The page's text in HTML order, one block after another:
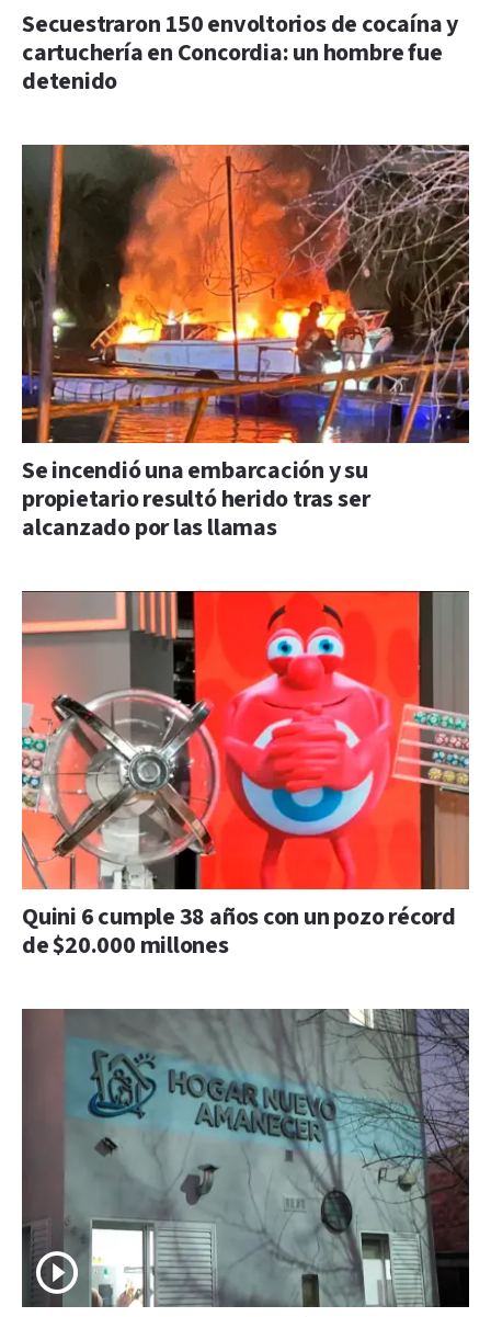
Secuestraron 150 envoltorios de cocaína y
cartuchería en Concordia: un hombre fue
detenido
Se incendió una embarcación y su
propietario resultó herido tras ser
alcanzado por las llamas
Quini 6 cumple 38 años con un pozo récord
de $20.000 millones